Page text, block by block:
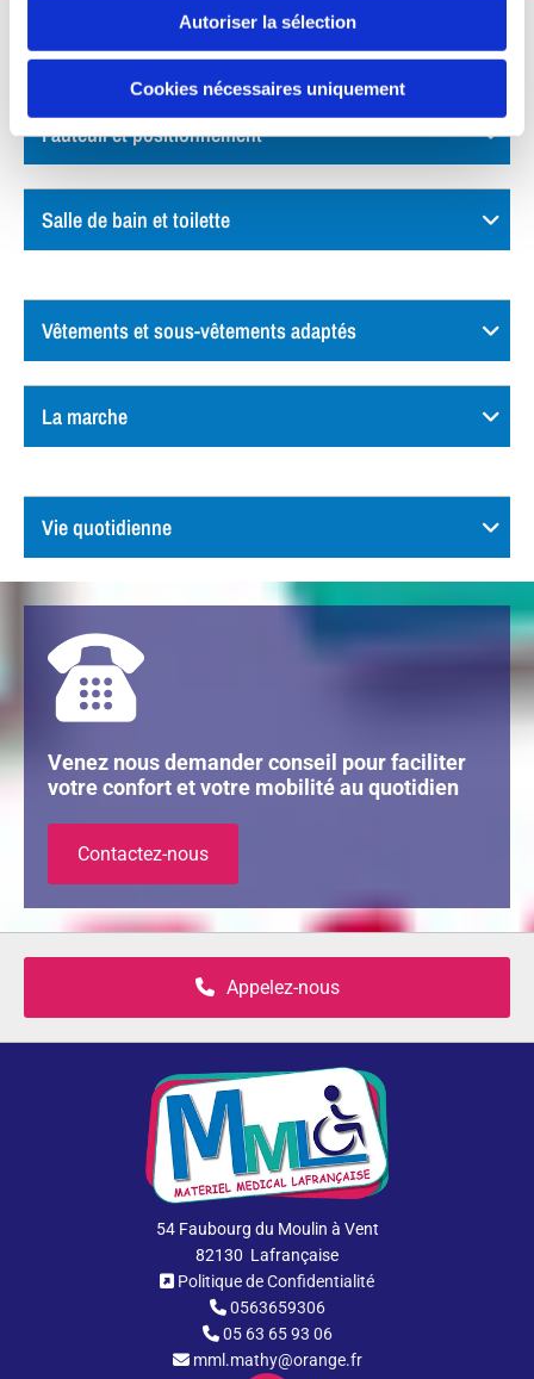
Autoriser la sélection
Cookies nécessaires uniquement
Chaussures et accessoires
Fauteuil et positionnement
Salle de bain et toilette
Vêtements et sous-vêtements adaptés
La marche
Vie quotidienne
Venez nous demander conseil pour faciliter
votre confort et votre mobilité au quotidien
Contactez-nous
Appelez-nous
54 Faubourg du Moulin à Vent
82130 Lafrançaise
 Politique de Confidentialité
 0563659306
 05 63 65 93 06
 mml.mathy@orange.fr